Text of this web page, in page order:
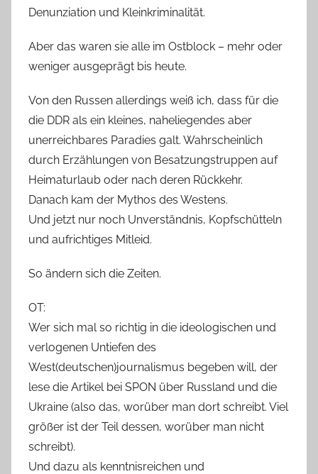
Denunziation und Kleinkriminalität.
Aber das waren sie alle im Ostblock – mehr oder
weniger ausgeprägt bis heute.
Von den Russen allerdings weiß ich, dass für die
die DDR als ein kleines, naheliegendes aber
unerreichbares Paradies galt. Wahrscheinlich
durch Erzählungen von Besatzungstruppen auf
Heimaturlaub oder nach deren Rückkehr.
Danach kam der Mythos des Westens.
Und jetzt nur noch Unverständnis, Kopfschütteln
und aufrichtiges Mitleid.
So ändern sich die Zeiten.
OT:
Wer sich mal so richtig in die ideologischen und
verlogenen Untiefen des
West(deutschen)journalismus begeben will, der
lese die Artikel bei SPON über Russland und die
Ukraine (also das, worüber man dort schreibt. Viel
größer ist der Teil dessen, worüber man nicht
schreibt).
Und dazu als kenntnisreichen und